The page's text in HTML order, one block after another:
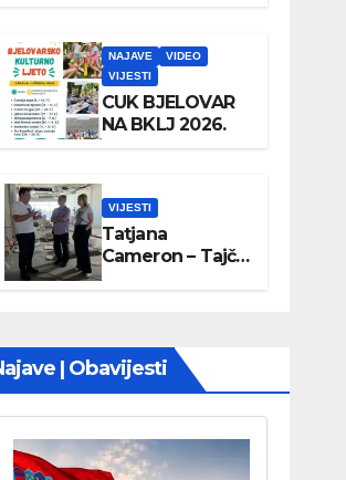
NAJAVE
VIDEO
VIJESTI
CUK BJELOVAR
NA BKLJ 2026.
VIJESTI
Tatjana
Cameron – Tajči
posjetila
| Obavijesti